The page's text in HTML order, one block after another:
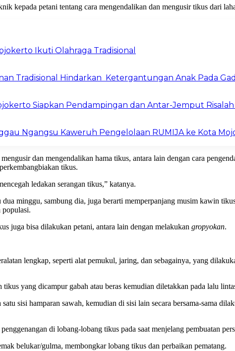
kepada petani tentang cara mengendalikan dan mengusir tikus dari
Ikuti Olahraga Tradisional
Tradisional Hindarkan Ketergantungan Anak Pada
Siapkan Pendampingan dan Antar-Jemput
Ngangsu Kaweruh Pengelolaan RUMIJA ke Kota
dan mengendalikan hama tikus, antara lain dengan cara
tikus.
ledakan serangan tikus,” katanya.
minggu, sambung dia, juga berarti memperpanjang musim kawin
populasi.
juga bisa dilakukan petani, antara lain dengan melakukan gropyokan.
lengkap, seperti alat pemukul, jaring, dan sebagainya, yang
yang dicampur gabah atau beras kemudian diletakkan pada lalu
sisi hamparan sawah, kemudian di sisi lain secara bersama-sama
di lobang-lobang tikus pada saat menjelang pembuatan
belukar/gulma, membongkar lobang tikus dan perbaikan pematang.